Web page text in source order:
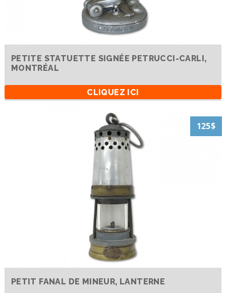
PETITE STATUETTE SIGNÉE PETRUCCI-CARLI,
MONTRÉAL
CLIQUEZ ICI
125$
PETIT FANAL DE MINEUR, LANTERNE